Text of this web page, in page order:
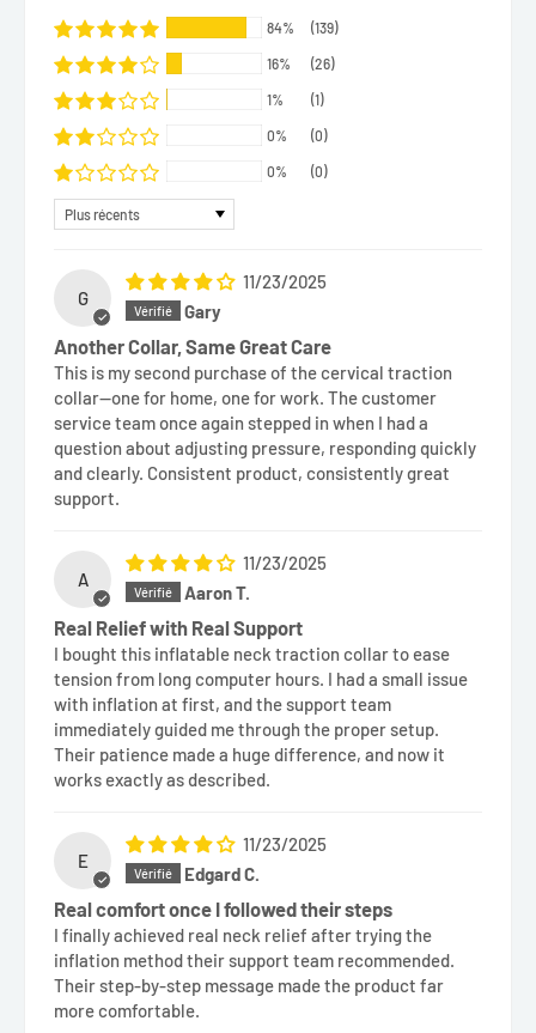
84% (139)
16% (26)
1% (1)
0% (0)
0% (0)
Sort by
G
11/23/2025
Gary
Another Collar, Same Great Care
This is my second purchase of the cervical traction
collar—one for home, one for work. The customer
service team once again stepped in when I had a
question about adjusting pressure, responding quickly
and clearly. Consistent product, consistently great
support.
A
11/23/2025
Aaron T.
Real Relief with Real Support
I bought this inflatable neck traction collar to ease
tension from long computer hours. I had a small issue
with inflation at first, and the support team
immediately guided me through the proper setup.
Their patience made a huge difference, and now it
works exactly as described.
E
11/23/2025
Edgard C.
Real comfort once I followed their steps
I finally achieved real neck relief after trying the
inflation method their support team recommended.
Their step-by-step message made the product far
more comfortable.